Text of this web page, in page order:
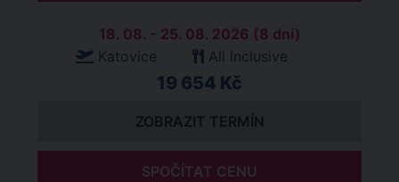
18. 08. - 25. 08. 2026 (8 dní)
Katovice
All Inclusive
19 654 Kč
ZOBRAZIT TERMÍN
SPOČÍTAT CENU